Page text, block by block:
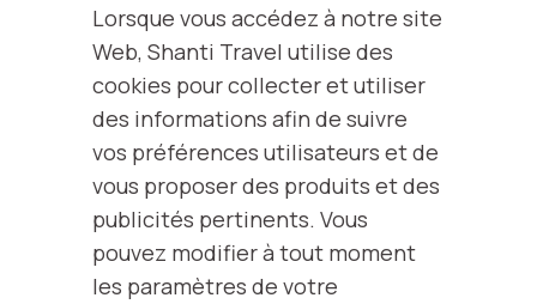
Lorsque vous accédez à notre site
Web, Shanti Travel utilise des
cookies pour collecter et utiliser
des informations afin de suivre
vos préférences utilisateurs et de
vous proposer des produits et des
publicités pertinents. Vous
pouvez modifier à tout moment
les paramètres de votre